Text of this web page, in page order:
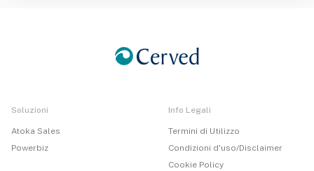
Soluzioni
Atoka Sales
Powerbiz
Info Legali
Termini di Utilizzo
Condizioni d'uso/Disclaimer
Cookie Policy